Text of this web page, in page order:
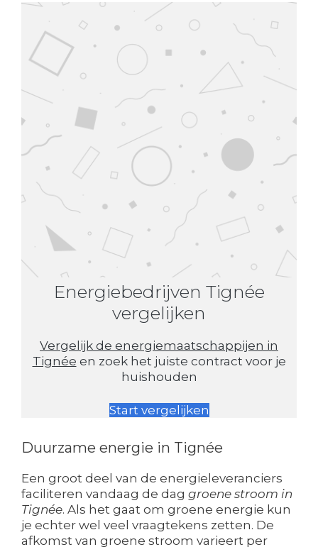
Energiebedrijven Tignée
vergelijken
Vergelijk de energiemaatschappijen in
Tignée en zoek het juiste contract voor je
huishouden
Start vergelijken
Duurzame energie in Tignée
Een groot deel van de energieleveranciers
faciliteren vandaag de dag groene stroom in
Tignée. Als het gaat om groene energie kun
je echter wel veel vraagtekens zetten. De
afkomst van groene stroom varieert per